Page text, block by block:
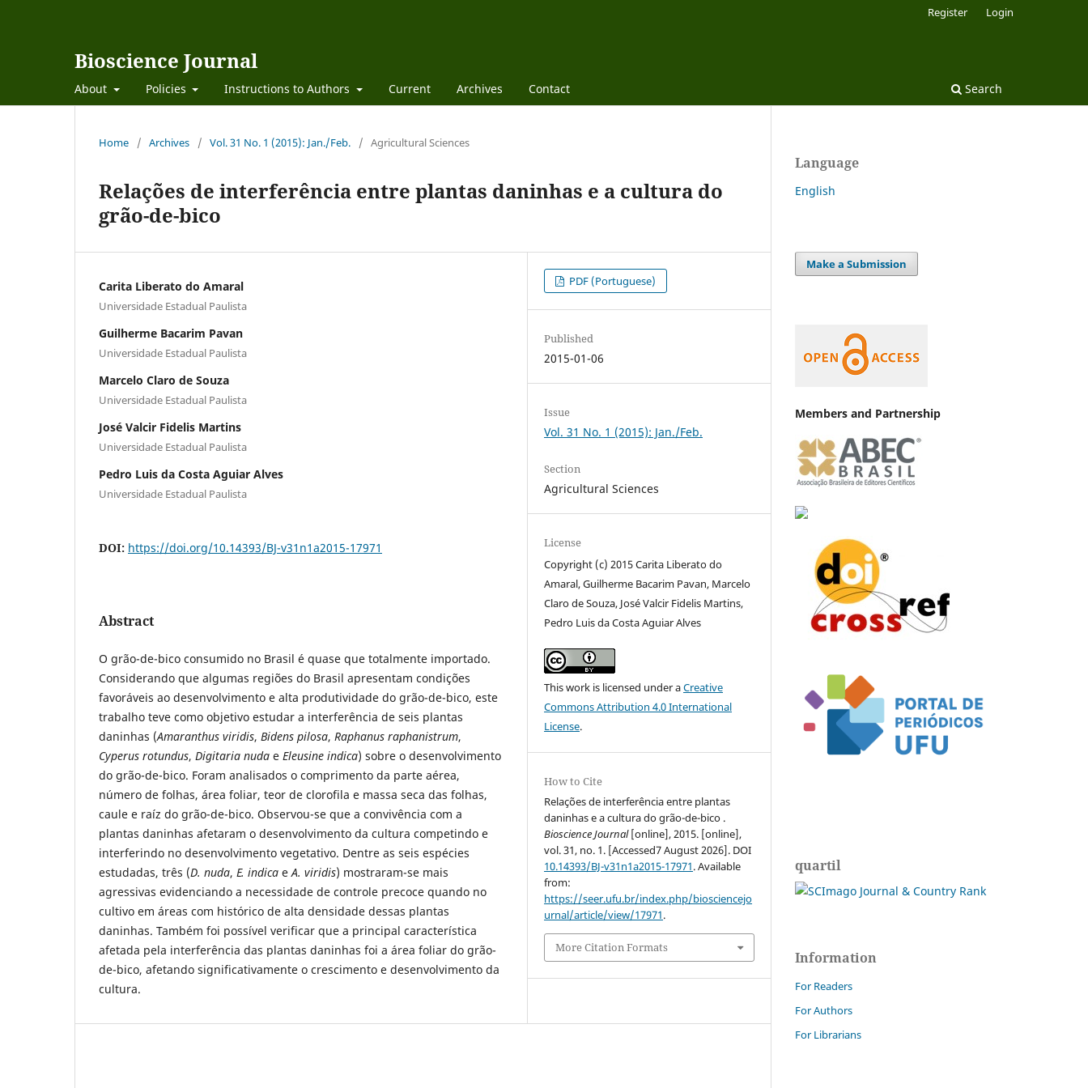
Bioscience Journal
About Policies Instructions to Authors Current Archives Contact Search
Register Login
Home / Archives / Vol. 31 No. 1 (2015): Jan./Feb. / Agricultural Sciences
Relações de interferência entre plantas daninhas e a cultura do
grão-de-bico
Carita Liberato do Amaral
Universidade Estadual Paulista
Guilherme Bacarim Pavan
Universidade Estadual Paulista
Marcelo Claro de Souza
Universidade Estadual Paulista
José Valcir Fidelis Martins
Universidade Estadual Paulista
Pedro Luis da Costa Aguiar Alves
Universidade Estadual Paulista
DOI: https://doi.org/10.14393/BJ-v31n1a2015-17971
Abstract
O grão-de-bico consumido no Brasil é quase que totalmente importado.
Considerando que algumas regiões do Brasil apresentam condições
favoráveis ao desenvolvimento e alta produtividade do grão-de-bico, este
trabalho teve como objetivo estudar a interferência de seis plantas
daninhas (Amaranthus viridis, Bidens pilosa, Raphanus raphanistrum,
Cyperus rotundus, Digitaria nuda e Eleusine indica) sobre o desenvolvimento
do grão-de-bico. Foram analisados o comprimento da parte aérea,
número de folhas, área foliar, teor de clorofila e massa seca das folhas,
caule e raíz do grão-de-bico. Observou-se que a convivência com a
plantas daninhas afetaram o desenvolvimento da cultura competindo e
interferindo no desenvolvimento vegetativo. Dentre as seis espécies
estudadas, três (D. nuda, E. indica eA. viridis) mostraram-se mais
agressivas evidenciando a necessidade de controle precoce quando no
cultivo em áreas com histórico de alta densidade dessas plantas
daninhas. Também foi possível verificar que a principal característica
afetada pela interferência das plantas daninhas foi a área foliar do grão-
de-bico, afetando significativamente o crescimento e desenvolvimento da
cultura.
PDF (Portuguese)
Published
2015-01-06
Issue
Vol. 31 No. 1 (2015): Jan./Feb.
Section
Agricultural Sciences
License
Copyright (c) 2015 Carita Liberato do
Amaral, Guilherme Bacarim Pavan, Marcelo
Claro de Souza, José Valcir Fidelis Martins,
Pedro Luis da Costa Aguiar Alves
This work is licensed under aCreative
Commons Attribution 4.0 International
License.
How to Cite
Relações de interferência entre plantas
daninhas e a cultura do grão-de-bico .
Bioscience Journal[online], 2015. [online],
vol. 31, no. 1. [Accessed7 August 2026]. DOI
10.14393/BJ-v31n1a2015-17971. Available
from:
https://seer.ufu.br/index.php/biosciencejo
urnal/article/view/17971.
More Citation Formats
Language
English
Make a Submission
Members and Partnership
quartil
Information
For Readers
For Authors
For Librarians